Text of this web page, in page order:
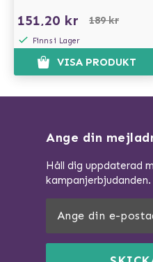
151,20 kr 189 kr
Finns i Lager
VISA PRODUKT
Ange din
Håll dig uppdaterad
kampanjerbjudanden.